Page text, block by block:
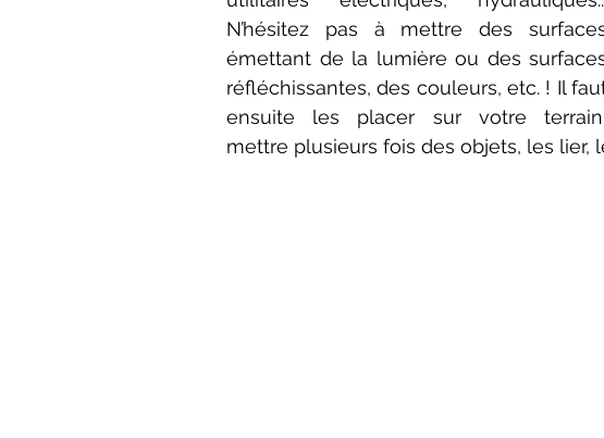
N’hésitez pas à mettre des
émettant de la lumière ou des
réfléchissantes, des couleurs, etc. ! Il
ensuite les placer sur votre
mettre plusieurs fois des objets, les lier,